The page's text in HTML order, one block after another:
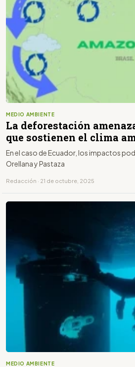
MEDIO AMBIENTE
La deforestación
que sostienen el clima
En el caso de Ecuador, los impactos
Orellana y Pastaza
Redacción · 21 de octubre, 2025
MEDIO AMBIENTE